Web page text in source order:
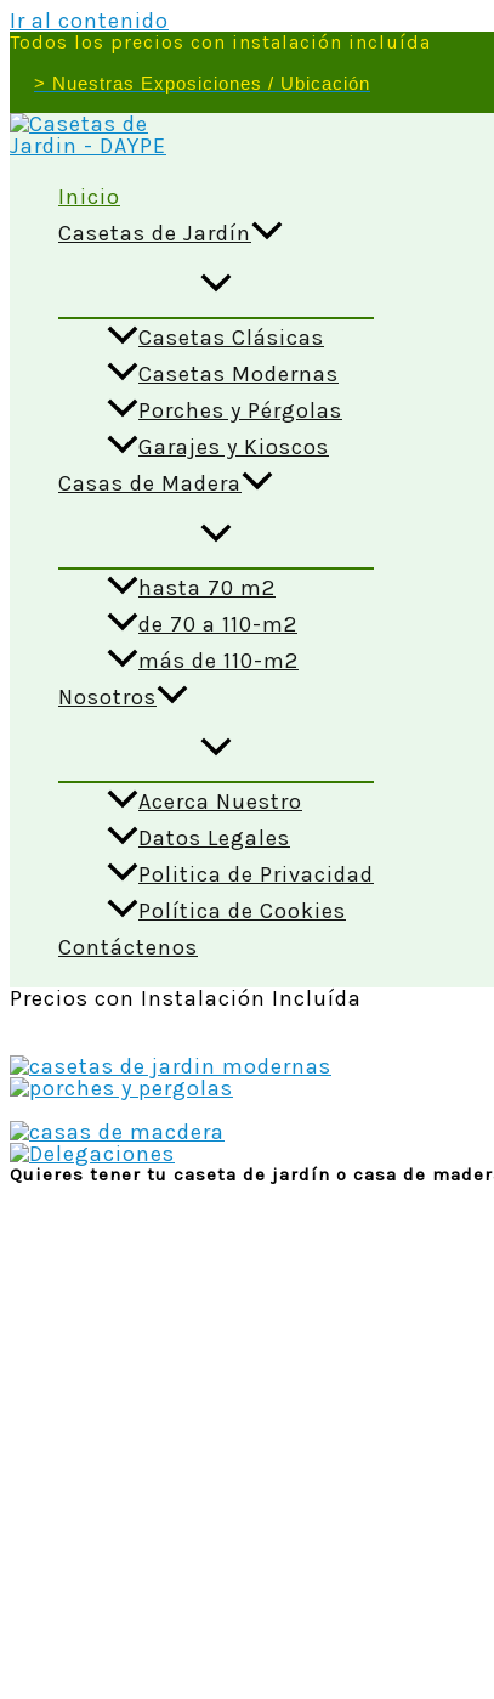
Ir al contenido
Todos los precios con instalación incluída
> Nuestras Exposiciones / Ubicación
Inicio
Casetas de Jardín
Casetas Clásicas
Casetas Modernas
Porches y Pérgolas
Garajes y Kioscos
Casas de Madera
hasta 70 m2
de 70 a 110-m2
más de 110-m2
Nosotros
Acerca Nuestro
Datos Legales
Politica de Privacidad
Política de Cookies
Contáctenos
Precios con Instalación Incluída
Quieres tener tu caseta de jardín o casa de